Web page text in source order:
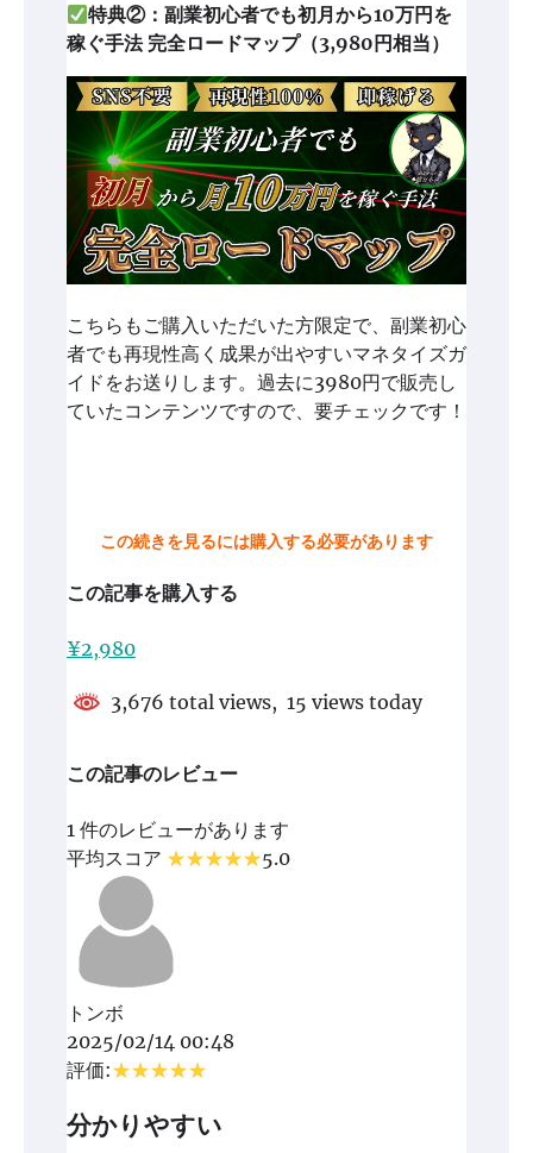
特典②：副業初心者でも初月から10万円を
稼ぐ手法 完全ロードマップ（3,980円相当）
こちらもご購入いただいた方限定で、副業初心
者でも再現性高く成果が出やすいマネタイズガ
イドをお送りします。過去に3980円で販売し
ていたコンテンツですので、要チェックです！
この続きを見るには購入する必要があります
この記事を購入する
¥2,980
3,676 total views, 15 views today
この記事のレビュー
1 件のレビューがあります
平均スコア
5.0
トンボ
2025/02/14 00:48
評価:
分かりやすい